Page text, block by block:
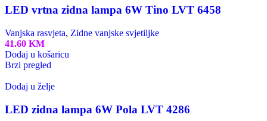
LED vrtna zidna lampa 6W Tino LVT 6458
Vanjska rasvjeta, Zidne vanjske svjetiljke
41.60 KM
Dodaj u košaricu
Brzi pregled
Dodaj u želje
LED zidna lampa 6W Pola LVT 4286